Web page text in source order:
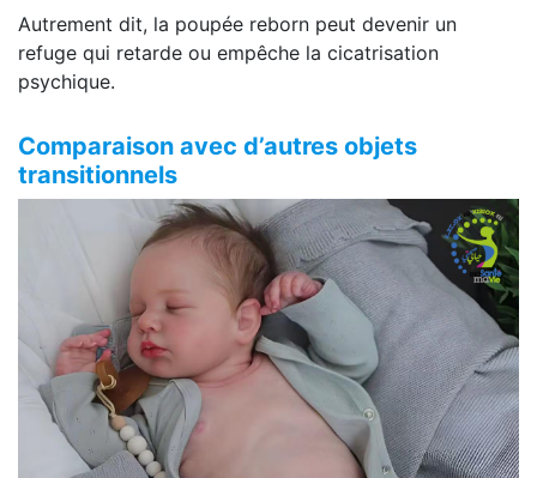
Autrement dit, la poupée reborn peut devenir un
refuge qui retarde ou empêche la cicatrisation
psychique.
Comparaison avec d’autres objets
transitionnels